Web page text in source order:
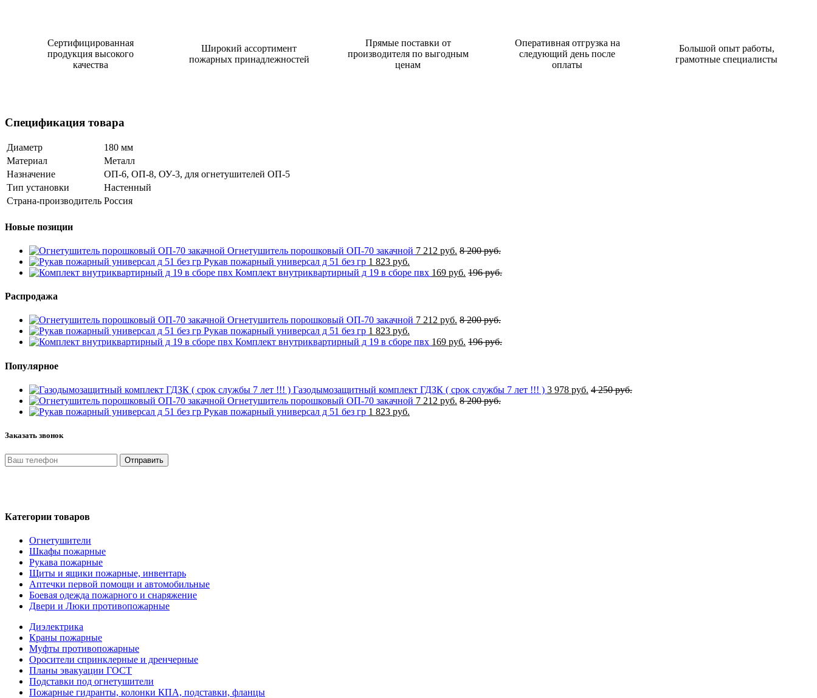
Сертифицированная
продукция высокого
качества
Широкий ассортимент
пожарных принадлежностей
Прямые поставки от
производителя по выгодным
ценам
Оперативная отгрузка на
следующий день после
оплаты
Большой опыт работы,
грамотные специалисты
Спецификация товара
Диаметр
180 мм
Материал
Металл
Назначение
ОП-6, ОП-8, ОУ-3, для огнетушителей ОП-5
Тип установки
Настенный
Страна-производитель Россия
Новые позиции
Огнетушитель порошковый ОП-70 закачной 7 212 руб. 8 200 руб.
Рукав пожарный универсал д 51 без гр 1 823 руб.
Комплект внутриквартирный д 19 в сборе пвх 169 руб. 196 руб.
Распродажа
Огнетушитель порошковый ОП-70 закачной 7 212 руб. 8 200 руб.
Рукав пожарный универсал д 51 без гр 1 823 руб.
Комплект внутриквартирный д 19 в сборе пвх 169 руб. 196 руб.
Популярное
Газодымозащитный комплект ГДЗК ( срок службы 7 лет !!! ) 3 978 руб. 4 250 руб.
Огнетушитель порошковый ОП-70 закачной 7 212 руб. 8 200 руб.
Рукав пожарный универсал д 51 без гр 1 823 руб.
Заказать звонок
Отправить
Категории товаров
Огнетушители
Шкафы пожарные
Рукава пожарные
Щиты и ящики пожарные, инвентарь
Аптечки первой помощи и автомобильные
Боевая одежда пожарного и снаряжение
Двери и Люки противопожарные
Диэлектрика
Краны пожарные
Муфты противопожарные
Оросители спринклерные и дренчерные
Планы эвакуации ГОСТ
Подставки под огнетушители
Пожарные гидранты, колонки КПА, подставки, фланцы